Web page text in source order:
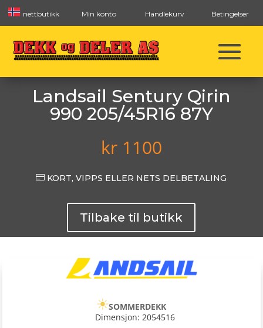
nettbutikk Min konto Handlekurv Betingelser
Landsail Sentury Qirin
990 205/45R16 87Y
kr1100
 KORT, VIPPS ELLER NETS DELBETALING
Tilbake til butikk
SOMMERDEKK
Dimensjon: 2054516